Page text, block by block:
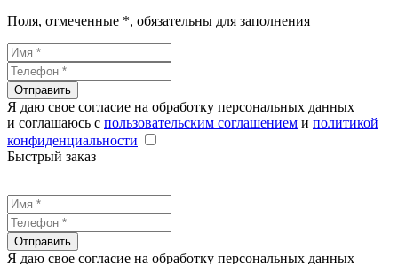
Поля, отмеченные *, обязательны для заполнения
Отправить
Я даю свое согласие на обработку персональных данных
и соглашаюсь с пользовательским соглашением и политикой
конфиденциальности
Быстрый заказ
Отправить
Я даю свое согласие на обработку персональных данных